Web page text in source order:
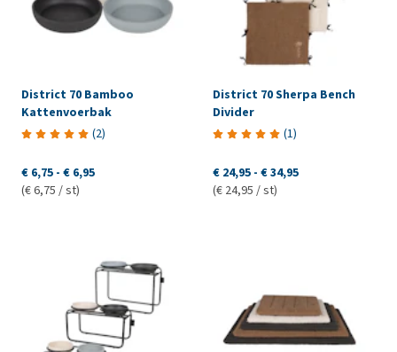
District 70 Bamboo
Kattenvoerbak
(2)
€ 6,75 - € 6,95
(€ 6,75 / st)
District 70 Sherpa Bench
Divider
(1)
€ 24,95 - € 34,95
(€ 24,95 / st)